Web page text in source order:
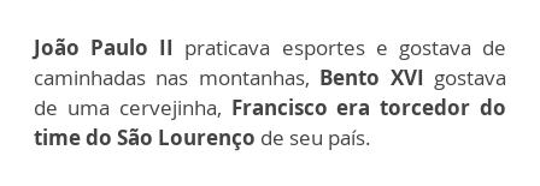
João Paulo II praticava esportes e gostava de
caminhadas nas montanhas, Bento XVI gostava
de uma cervejinha, Francisco era torcedor do
time do São Lourenço de seu país.